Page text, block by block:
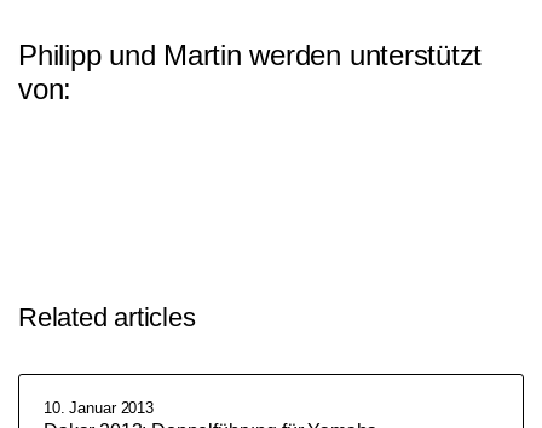
Philipp und Martin werden unterstützt
von:
Related articles
10. Januar 2013